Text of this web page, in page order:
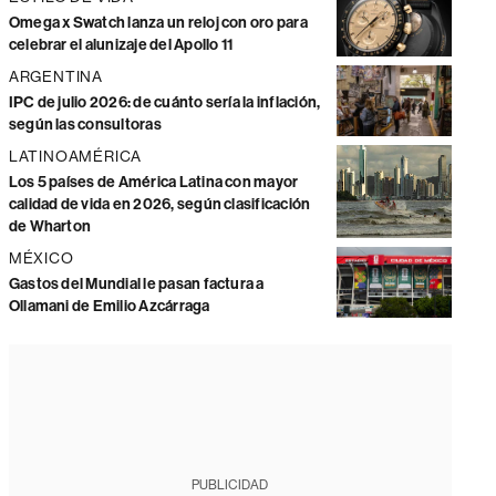
Omega x Swatch lanza un reloj con oro para
celebrar el alunizaje del Apollo 11
ARGENTINA
IPC de julio 2026: de cuánto sería la inflación,
según las consultoras
LATINOAMÉRICA
Los 5 países de América Latina con mayor
calidad de vida en 2026, según clasificación
de Wharton
MÉXICO
Gastos del Mundial le pasan factura a
Ollamani de Emilio Azcárraga
PUBLICIDAD